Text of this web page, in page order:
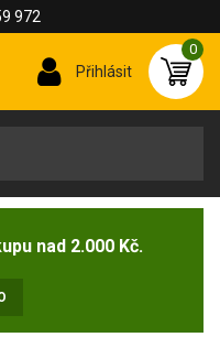
972
Přihlásit
0
nad 2.000 Kč.